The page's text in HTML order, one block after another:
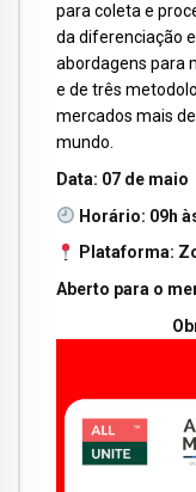
para coleta e
da diferenciação
abordagens para
e de três
mercados mais
mundo.
Data: 07 de maio
Horário: 09h
Plataforma:
Aberto para o